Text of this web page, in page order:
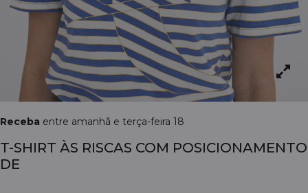
Receba entre amanhã e terça-feira 18
T-SHIRT ÀS RISCAS COM POSICIONAMENTO
DE